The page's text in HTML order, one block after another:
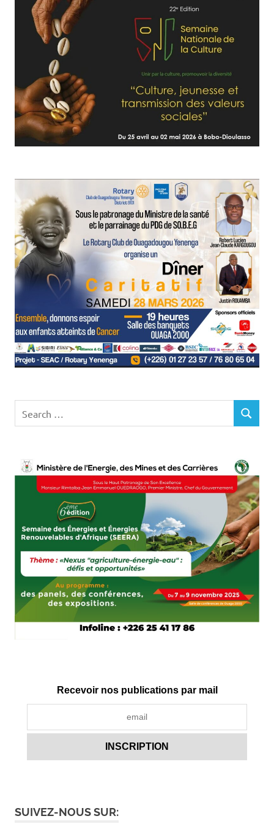
for:
SEARCH
Recevoir nos publications par mail
SUIVEZ-NOUS SUR: